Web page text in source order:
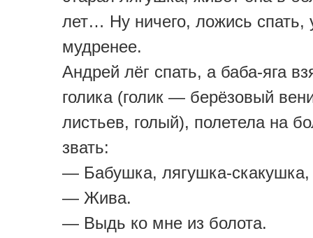
лет… Ну ничего, ложись спать,
мудренее.
Андрей лёг спать, а баба-яга
голика (голик — берёзовый
листьев, голый), полетела на
звать:
— Бабушка, лягушка-
— Жива.
— Выдь ко мне из болота.